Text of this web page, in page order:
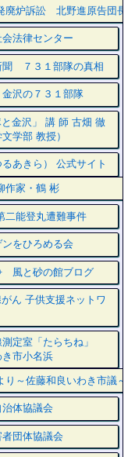
廃炉訴訟 北野進原告団長
法律センター
聞 ７３１部隊の真相
沢の７３１部隊
と金沢」 講 師 古畑 徹
文学部 教授）
あきら） 公式サイト
作家・鶴 彬
二能登丸遭難事件
をひろめる会
風と砂の館ブログ
ん 子供支援ネットワ
測定室「たらちね」
市小名浜
り～佐藤和良いわき市議～
体協議会
者団体協議会